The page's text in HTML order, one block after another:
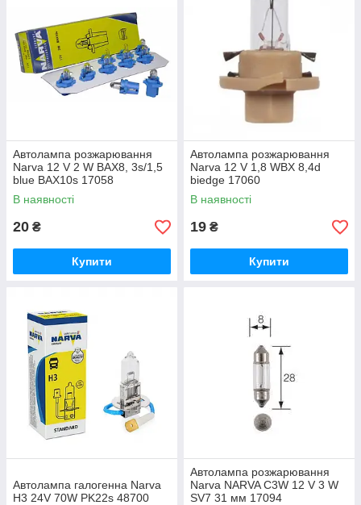
Автолампа розжарювання
Narva 12 V 2 W BAX8, 3s/1,5
blue BAX10s 17058
В наявності
20 ₴
Купити
Автолампа розжарювання
Narva 12 V 1,8 WBX 8,4d
biedge 17060
В наявності
19 ₴
Купити
Автолампа галогенна Narva
H3 24V 70W PK22s 48700
Автолампа розжарювання
Narva NARVA C3W 12 V 3 W
SV7 31 мм 17094